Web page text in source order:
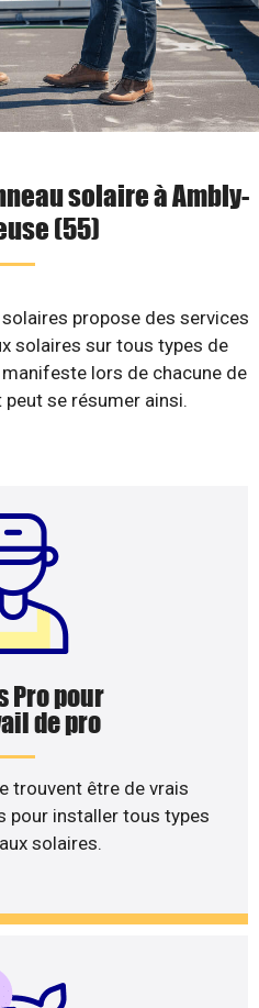
solaire à Ambly-
(55)
propose des services
solaires sur tous types de
lors de chacune de
se résumer ainsi.
Pro pour
de pro
trouvent être de vrais
pour installer tous types
solaires.